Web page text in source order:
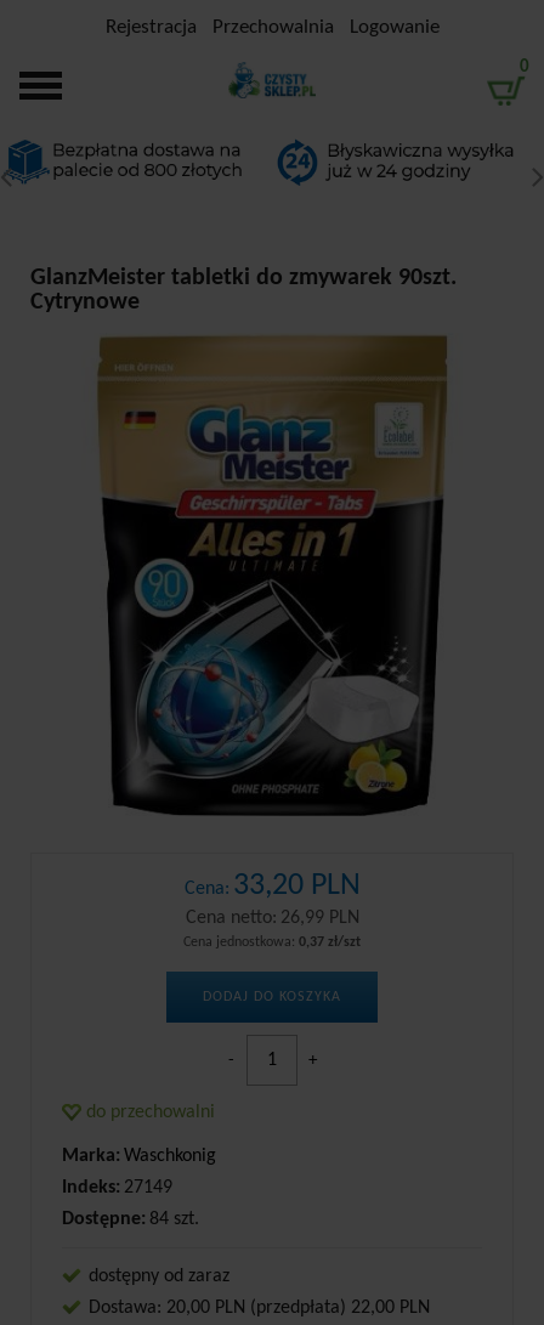
Rejestracja Przechowalnia Logowanie
0
GlanzMeister tabletki do zmywarek 90szt.
Cytrynowe
Cena: 33,20 PLN
Cena netto: 26,99 PLN
Cena jednostkowa: 0,37 zł/szt
DODAJ DO KOSZYKA
- +
do przechowalni
Marka: Waschkonig
Indeks: 27149
Dostępne: 84 szt.
dostępny od zaraz
Dostawa: 20,00 PLN (przedpłata) 22,00 PLN